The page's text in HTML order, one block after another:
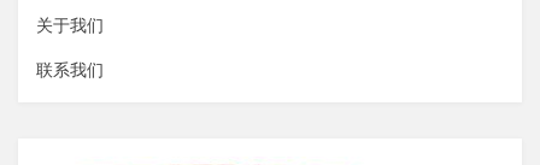
关于我们
联系我们